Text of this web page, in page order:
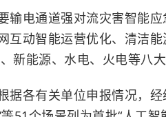
输电通道强对流灾害智能
互动智能运营优化、清洁
新能源、水电、火电等八大
据各有关单位申报情况，